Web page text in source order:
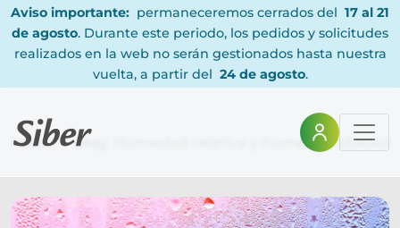
Aviso importante: permaneceremos cerrados del 17 al 21
de agosto. Durante este periodo, los pedidos y solicitudes
realizados en la web no serán gestionados hasta nuestra
vuelta, a partir del 24 de agosto.
Home Blog Humedad relativa y humedad